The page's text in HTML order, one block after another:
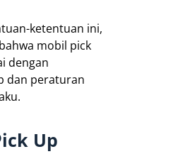
ketentuan ini,
mobil pick
dengan
dan peraturan
Up